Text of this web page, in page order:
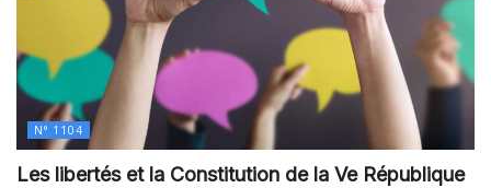
N° 1104
Les libertés et la Constitution de la Ve République